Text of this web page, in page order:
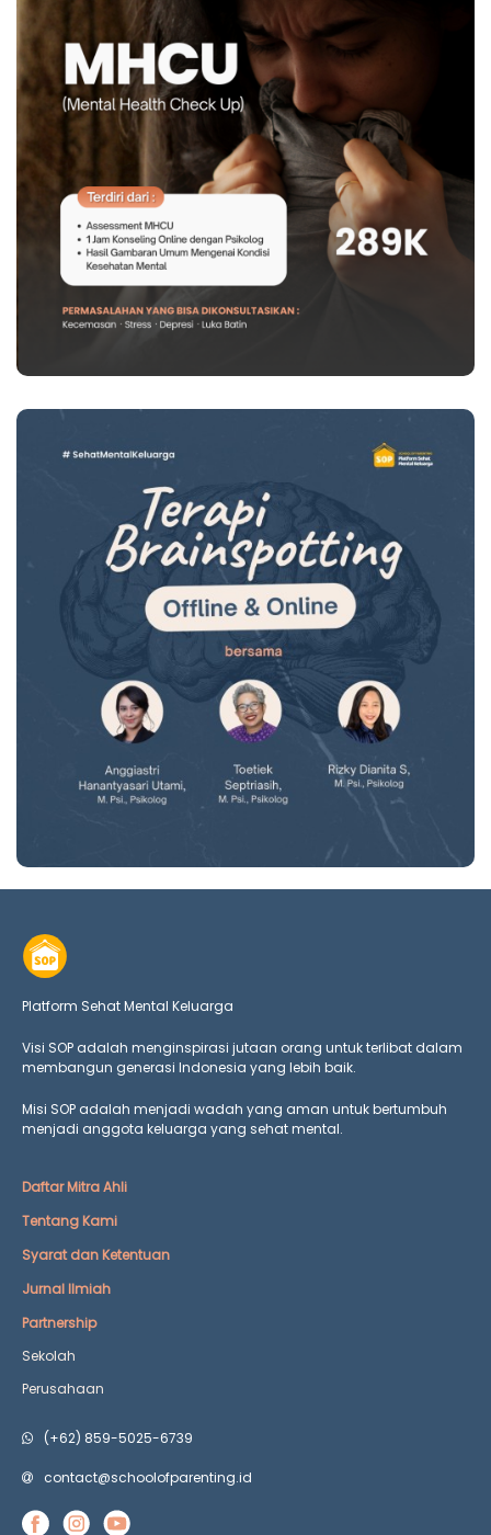
Platform Sehat Mental Keluarga
Visi SOP adalah menginspirasi jutaan orang untuk terlibat dalam
membangun generasi Indonesia yang lebih baik.
Misi SOP adalah menjadi wadah yang aman untuk bertumbuh
menjadi anggota keluarga yang sehat mental.
Daftar Mitra Ahli
Tentang Kami
Syarat dan Ketentuan
Jurnal Ilmiah
Partnership
Sekolah
Perusahaan
(+62) 859-5025-6739
contact@schoolofparenting.id